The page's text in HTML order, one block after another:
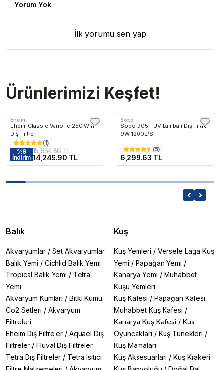
Yorum Yok
İlk yorumu sen yap
Ürünlerimizi Keşfet!
Eheim
Eheim Classic Vario+e 250 Wifi
Dış Filtre
(1)
%9
İndirim
15,654.86 TL
14,249.90 TL
Sobo
Sobo 905F UV Lambalı Dış Filtre
9W 1200L/S
(5)
6,299.63 TL
Balık
Akvaryumlar / Set Akvaryumlar
Balık Yemi / Cichlid Balık Yemi
Tropical Balık Yemi / Tetra
Yemi
Akvaryum Kumları / Bitki Kumu
Co2 Setleri / Akvaryum
Filtreleri
Eheim Dış Filtreler / Aquael Dış
Filtreler / Fluval Dış Filtreler
Tetra Dış Filtreler / Tetra Isıtıcı
Kuş
Kuş Yemleri / Versele Laga Kuş
Yemi / Papağan Yemi /
Kanarya Yemi / Muhabbet
Kuşu Yemleri
Kuş Kafesi / Papağan Kafesi
Muhabbet Kuş Kafesi /
Kanarya Kuş Kafesi / Kuş
Oyuncakları / Kuş Tünekleri /
Kuş Mamaları
Kuş Aksesuarları / Kuş Krakeri